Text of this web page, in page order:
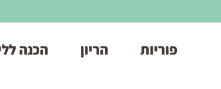
פוריות הריון הכנה